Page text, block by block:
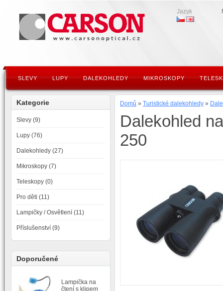
Jazyk
SLEVY LUPY DALEKOHLEDY MIKROSKOPY
Kategorie
Slevy (9)
Lupy (76)
Dalekohledy (27)
Mikroskopy (7)
Teleskopy (0)
Pro děti (11)
Lampičky / Osvětlení (11)
Příslušenství (9)
Doporučené
Lampička na
čtení s klipem
Domů » Turistické dalekohledy »
Dalekohled
250